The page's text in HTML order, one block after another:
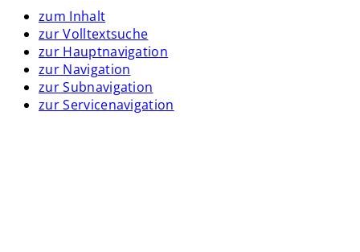
zum Inhalt
zur Volltextsuche
zur Hauptnavigation
zur Navigation
zur Subnavigation
zur Servicenavigation